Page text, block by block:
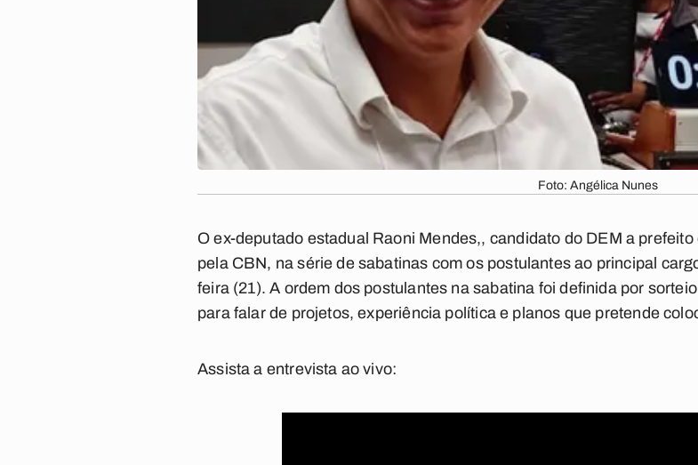
Foto: Angélica Nunes
O ex-deputado estadual Raoni Mendes,, candidato do DEM a
pela CBN, na série de sabatinas com os postulantes ao principal
feira (21). A ordem dos postulantes na sabatina foi definida por
para falar de projetos, experiência política e planos que pretende
Assista a entrevista ao vivo: